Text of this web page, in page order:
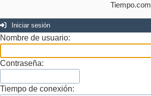
Tiempo.com
Iniciar sesión
Nombre de usuario:
Contraseña:
Tiempo de conexión: